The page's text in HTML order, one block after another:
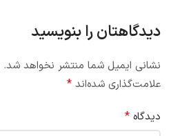
دیدگاهتان را بنویسید
نشانی ایمیل شما منتشر نخواهد شد.
علامت‌گذاری شده‌اند *
دیدگاه *